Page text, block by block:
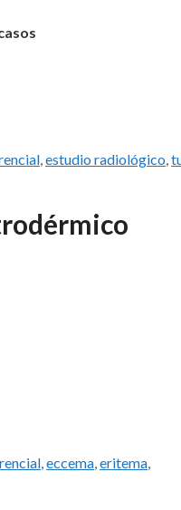
,estudio radiológico,
eccema eritema